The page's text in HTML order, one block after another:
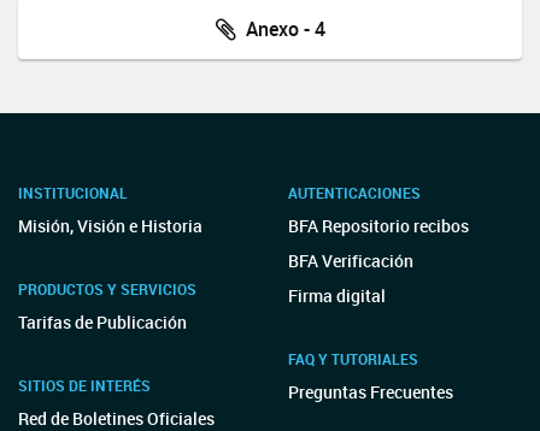
Anexo - 4
INSTITUCIONAL
Misión, Visión e Historia
PRODUCTOS Y SERVICIOS
Tarifas de Publicación
SITIOS DE INTERÉS
Red de Boletines Oficiales
AUTENTICACIONES
BFA Repositorio recibos
BFA Verificación
Firma digital
FAQ Y TUTORIALES
Preguntas Frecuentes